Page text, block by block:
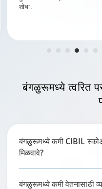
कॅपिटलकडे जा.
बंगळुरूमध्येत्वरित
बंगळुरूमध्ये कमी CIBIL
मिळवावे?
बंगळुरूमध्ये कमी वेतनासाठी